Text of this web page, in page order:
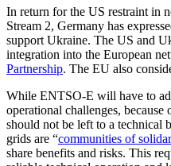
In return for the US restraint in
Stream 2, Ger­many has
support Ukraine. The US and
integration into the European
Partnership. The EU also
While ENTSO-E will have to
operational challenges,
should not be left to a technical
grids are “commu­ni­ties of
share benefits and risks. This